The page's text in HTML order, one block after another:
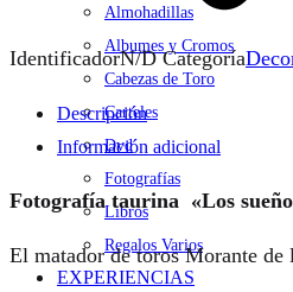
Almohadillas
Albumes y Cromos
Cabezas de Toro
Carteles
Dvd
Fotografías
Libros
Regalos Varios
EXPERIENCIAS
IdentificadorN/D Categoría
Descripción
Información adicional
Fotografía taurina «Los
El matador de toros Morante de